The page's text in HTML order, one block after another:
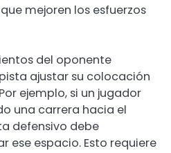
mejoren los esfuerzos
del oponente
ajustar su colocación
ejemplo, si un jugador
una carrera hacia el
defensivo debe
ese espacio. Esto requiere